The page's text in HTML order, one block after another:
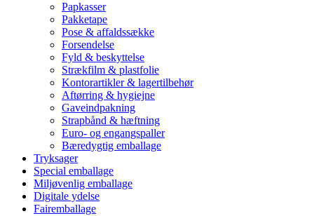
Papkasser
Pakketape
Pose & affaldssække
Forsendelse
Fyld & beskyttelse
Strækfilm & plastfolie
Kontorartikler & lagertilbehør
Aftørring & hygiejne
Gaveindpakning
Strapbånd & hæftning
Euro- og engangspaller
Bæredygtig emballage
Tryksager
Special emballage
Miljøvenlig emballage
Digitale ydelse
Fairemballage